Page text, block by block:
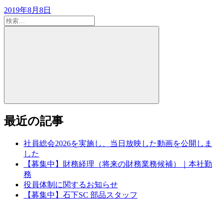
2019年8月8日
検
索:
最近の記事
社員総会2026を実施し、当日放映した動画を公開しま
した
【募集中】財務経理（将来の財務業務候補）｜本社勤
務
役員体制に関するお知らせ
【募集中】石下SC 部品スタッフ